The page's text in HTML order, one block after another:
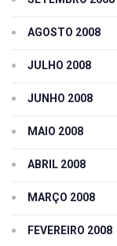
AGOSTO 2008
JULHO 2008
JUNHO 2008
MAIO 2008
ABRIL 2008
MARÇO 2008
FEVEREIRO 2008